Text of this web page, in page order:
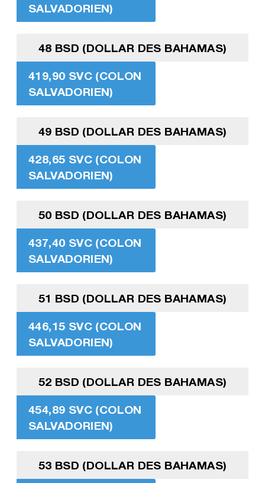
SALVADORIEN)
48 BSD (DOLLAR DES BAHAMAS)
419,90 SVC (COLON
SALVADORIEN)
49 BSD (DOLLAR DES BAHAMAS)
428,65 SVC (COLON
SALVADORIEN)
50 BSD (DOLLAR DES BAHAMAS)
437,40 SVC (COLON
SALVADORIEN)
51 BSD (DOLLAR DES BAHAMAS)
446,15 SVC (COLON
SALVADORIEN)
52 BSD (DOLLAR DES BAHAMAS)
454,89 SVC (COLON
SALVADORIEN)
53 BSD (DOLLAR DES BAHAMAS)